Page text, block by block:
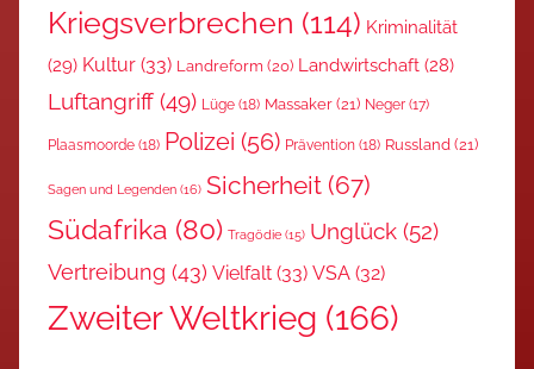
Kriegsverbrechen (114) Kriminalität
(29) Kultur (33) Landreform (20) Landwirtschaft (28)
Luftangriff (49) Lüge (18) Massaker (21) Neger (17)
Plaasmoorde (18) Polizei (56) Prävention (18) Russland (21)
Sagen und Legenden (16) Sicherheit (67)
Südafrika (80) Tragödie (15) Unglück (52)
Vertreibung (43) Vielfalt (33) VSA (32)
Zweiter Weltkrieg (166)